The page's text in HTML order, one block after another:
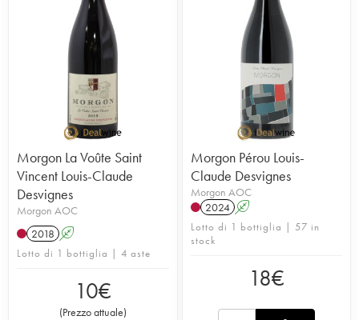
Morgon La Voûte Saint
Vincent Louis-Claude
Desvignes
Morgon AOC
2018 A
Lotto di 1 bottiglia | 4 aste
10€
(Prezzo attuale)
Morgon Pérou Louis-
Claude Desvignes
Morgon AOC
2024 A
Lotto di 1 bottiglia | 57 in
stock
18€